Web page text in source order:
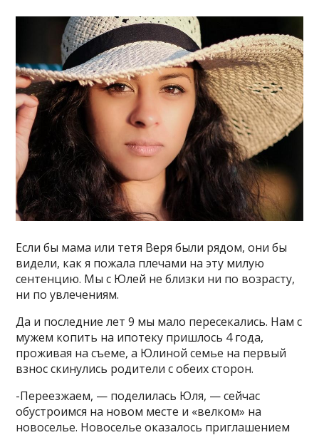
Если бы мама или тетя Веря были рядом, они бы
видели, как я пожала плечами на эту милую
сентенцию. Мы с Юлей не близки ни по возрасту,
ни по увлечениям.
Да и последние лет 9 мы мало пересекались. Нам с
мужем копить на ипотеку пришлось 4 года,
проживая на съеме, а Юлиной семье на первый
взнос скинулись родители с обеих сторон.
-Переезжаем, — поделилась Юля, — сейчас
обустроимся на новом месте и «велком» на
новоселье. Новоселье оказалось приглашением